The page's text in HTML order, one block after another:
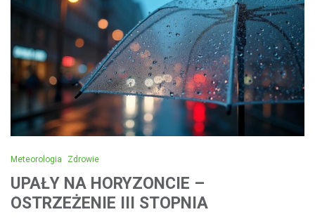
Meteorologia Zdrowie
UPAŁY NA HORYZONCIE –
OSTRZEŻENIE III STOPNIA